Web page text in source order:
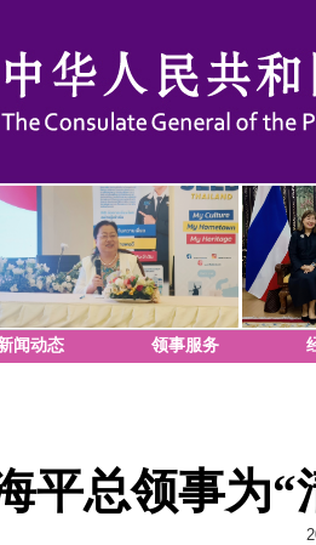
闻动态 领事服务
平总领事为